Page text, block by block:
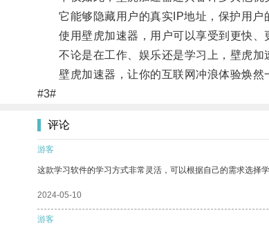
它能够隐藏用户的真实IP地址，保护用户
使用壁虎加速器，用户可以享受到更快、
不论是在工作、娱乐还是学习上，壁虎加
壁虎加速器，让你的互联网冲浪体验焕然
#3#
评论
游客
这款学习软件的学习方式非常灵活，可以根据自己的需求选择
2024-05-10
游客